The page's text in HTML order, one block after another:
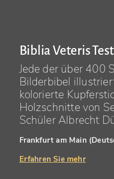
Biblia Veteris
Jede der über 400
Bilderbibel
kolorierte
Holzschnitte von
Schüler Albrecht
Frankfurt am Main
Erfahren Sie mehr